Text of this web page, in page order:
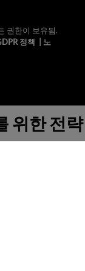
권한이 보유됨.
정책
노
위한 전략